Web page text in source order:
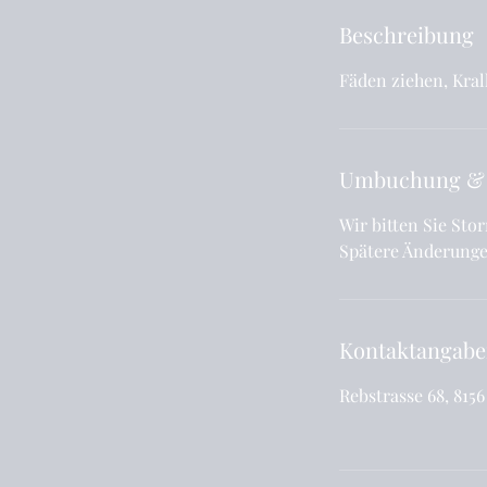
Beschreibung
Fäden ziehen,
Umbuchung
Wir bitten Sie
Spätere
Rebstrasse 68,